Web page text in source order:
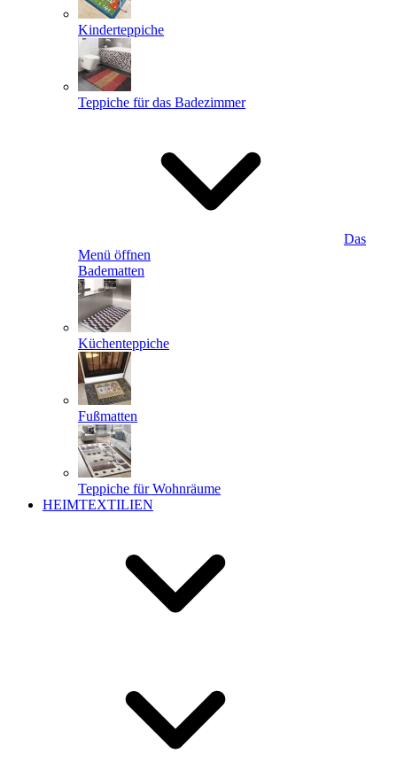
Kinderteppiche
Teppiche für das Badezimmer
Das
Menü öffnen
Badematten
Küchenteppiche
Fußmatten
Teppiche für Wohnräume
HEIMTEXTILIEN